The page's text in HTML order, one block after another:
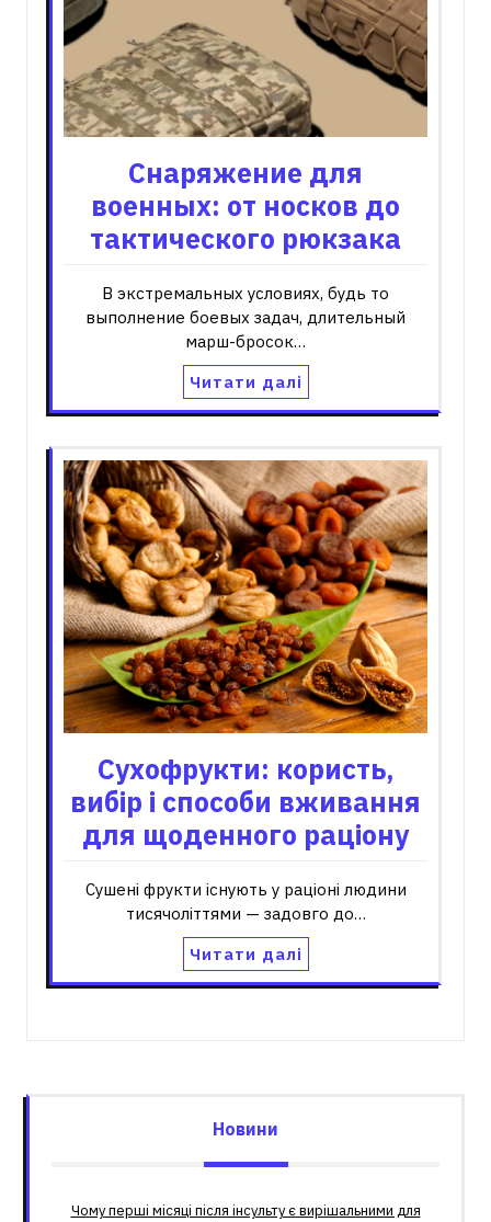
Снаряжение для
военных: от носков до
тактического рюкзака
В экстремальных условиях, будь то
выполнение боевых задач, длительный
марш-бросок…
Читати далі
Сухофрукти: користь,
вибір і способи вживання
для щоденного раціону
Сушені фрукти існують у раціоні людини
тисячоліттями — задовго до…
Читати далі
Новини
Чому перші місяці після інсульту є вирішальними для